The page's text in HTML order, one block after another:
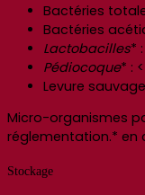
Bactéries
Bactéries
Lactobacilles*
Pédiocoque* :
Levure
Micro-organismes
réglementation.* en
Stockage